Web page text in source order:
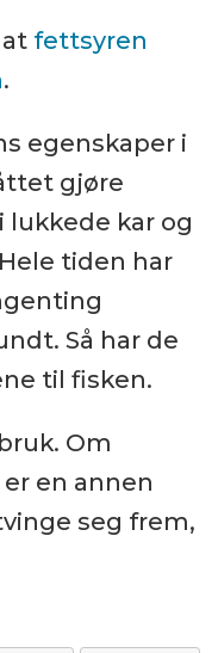
fettsyren
.
egenskaper i
gjøre
lukkede kar og
tiden har
Så har de
til fisken.
Om
en annen
seg frem,